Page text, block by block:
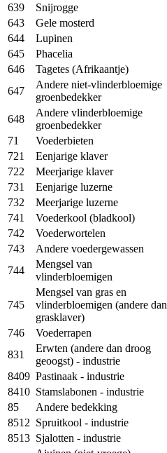
639
Snijrogge
643
Gele mosterd
644
Lupinen
645
Phacelia
646
Tagetes (Afrikaantje)
647
Andere niet-vlinderbloemige
groenbedekker
648
Andere vlinderbloemige
groenbedekker
71
Voederbieten
721
Eenjarige klaver
722
Meerjarige klaver
731
Eenjarige luzerne
732
Meerjarige luzerne
741
Voederkool (bladkool)
742
Voederwortelen
743
Andere voedergewassen
744
Mengsel van
vlinderbloemigen
745
Mengsel van gras en
vlinderbloemigen (andere dan
grasklaver)
746
Voederrapen
831
Erwten (andere dan droog
geoogst) - industrie
8409 Pastinaak - industrie
8410 Stamslabonen - industrie
85
Andere bedekking
8512 Spruitkool - industrie
8513 Sjalotten - industrie